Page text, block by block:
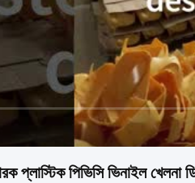
প্লাস্টিক পিভিসি ভিনাইল খেলনা